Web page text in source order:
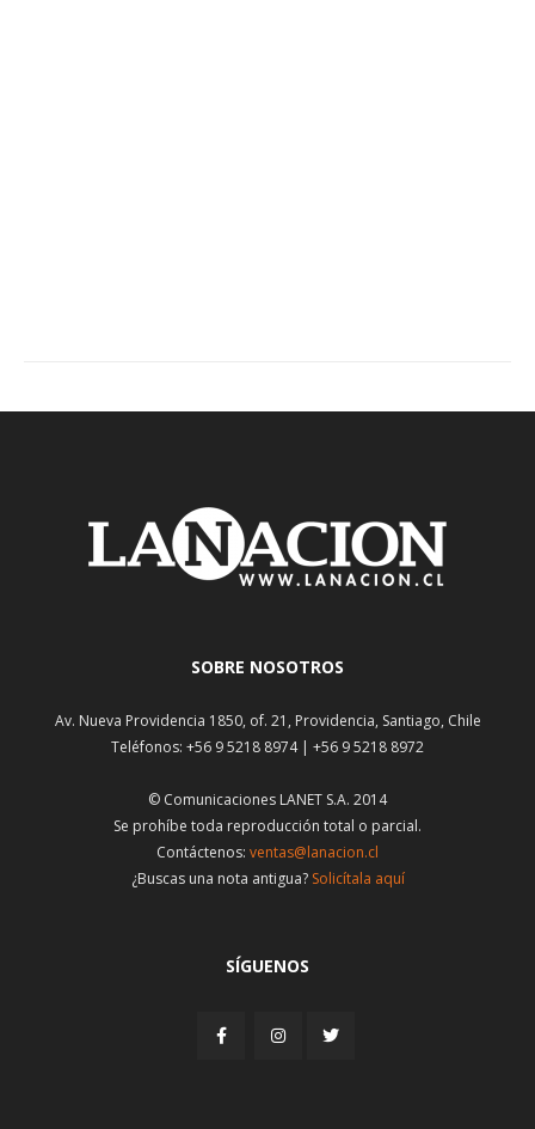
SOBRE NOSOTROS
Av. Nueva Providencia 1850, of. 21, Providencia, Santiago, Chile
Teléfonos: +56 9 5218 8974 | +56 9 5218 8972
© Comunicaciones LANET S.A. 2014
Se prohíbe toda reproducción total o parcial.
Contáctenos: ventas@lanacion.cl
¿Buscas una nota antigua? Solicítala aquí
SÍGUENOS